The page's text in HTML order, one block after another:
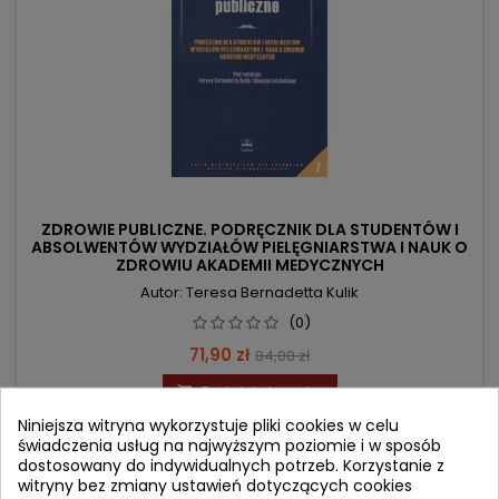
ZDROWIE PUBLICZNE. PODRĘCZNIK DLA STUDENTÓW I
ABSOLWENTÓW WYDZIAŁÓW PIELĘGNIARSTWA I NAUK O
ZDROWIU AKADEMII MEDYCZNYCH
Autor: Teresa Bernadetta Kulik
(0)
Cena
71,90 zł Cena
podstawowa
84,00 zł
 Dodaj do koszyka
- 29,10 zł
Niniejsza witryna wykorzystuje pliki cookies w celu
świadczenia usług na najwyższym poziomie i w sposób
dostosowany do indywidualnych potrzeb. Korzystanie z
witryny bez zmiany ustawień dotyczących cookies